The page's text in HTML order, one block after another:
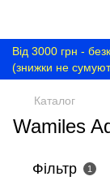
Від 3000 грн -
(знижки не
Каталог
Wamiles
Фільтр 1